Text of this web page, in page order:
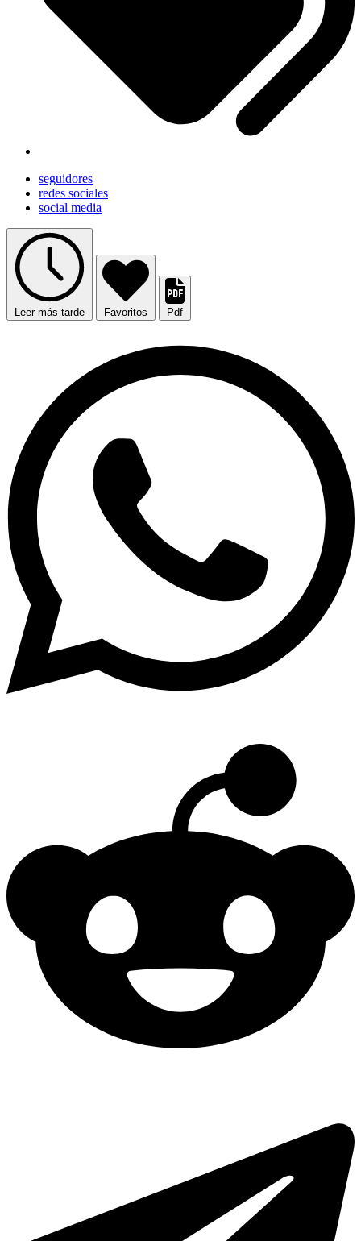
seguidores
redes sociales
social media
Leer más tarde Favoritos Pdf